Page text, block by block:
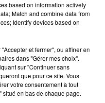
28-08-44-
based on information actively
Match and combine data from
Identify devices based on
et fermer", ou affiner en
dans "Gérer mes choix".
sur "Continuer sans
que pour ce site. Vous
votre consentement à tout
en bas de chaque page.